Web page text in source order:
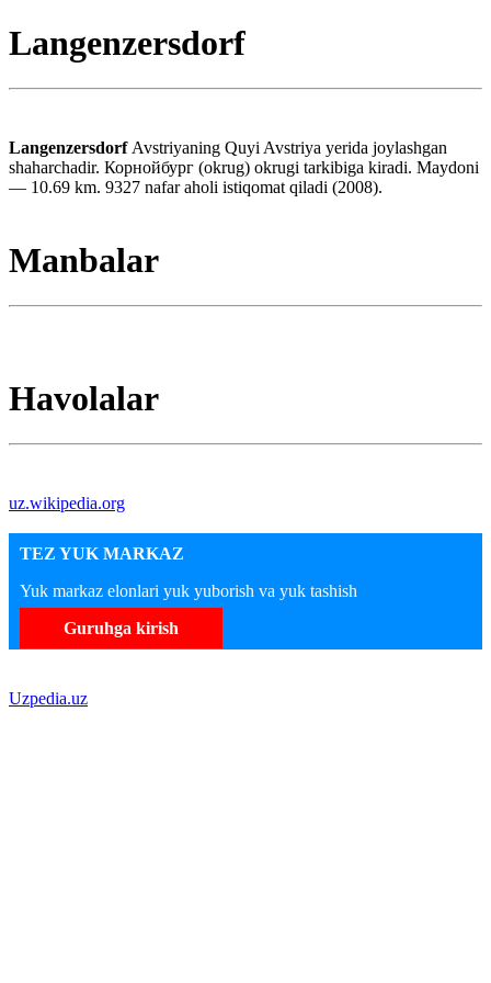
Langenzersdorf
Langenzersdorf Avstriyaning Quyi Avstriya yerida joylashgan
shaharchadir. Корнойбург (okrug) okrugi tarkibiga kiradi. Maydoni
— 10.69 km. 9327 nafar aholi istiqomat qiladi (2008).
Manbalar
Havolalar
uz.wikipedia.org
TEZ YUK MARKAZ
Yuk markaz elonlari yuk yuborish va yuk tashish
Guruhga kirish
Uzpedia.uz